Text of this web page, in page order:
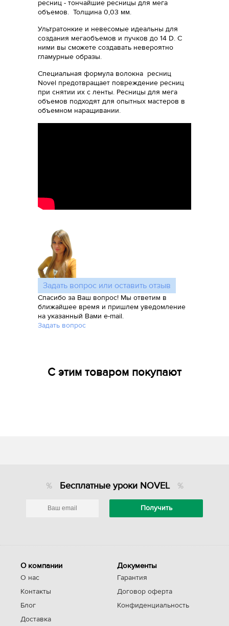
ресниц - тончайшие ресницы для мега
объемов. Толщина 0,03 мм.
Ультратонкие и невесомые идеальны для
создания мегаобъемов и пучков до 14 D. С
ними вы сможете создавать невероятно
гламурные образы.
Специальная формула волокна ресниц
Novel предотвращает повреждение ресниц
при снятии их с ленты. Ресницы для мега
объемов подходят для опытных мастеров в
объемном наращивании.
Задать вопрос или оставить отзыв
Спасибо за Ваш вопрос! Мы ответим в
ближайшее время и пришлем уведомление
на указанный Вами e-mail.
Задать вопрос
С этим товаром покупают
Бесплатные уроки NOVEL
О компании
О нас
Контакты
Блог
Доставка
Документы
Гарантия
Договор оферта
Конфиденциальность